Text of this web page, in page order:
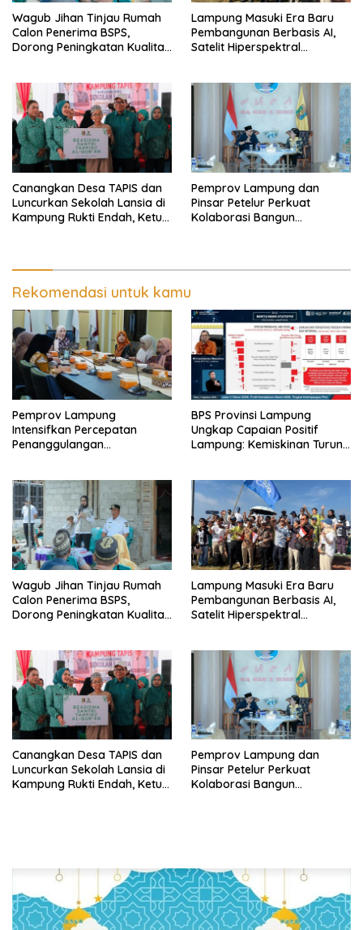
Wagub Jihan Tinjau Rumah
Calon Penerima BSPS,
Dorong Peningkatan Kualitas
Lampung Masuki Era Baru
Pembangunan Berbasis AI,
Satelit Hiperspektral
Canangkan Desa TAPIS dan
Luncurkan Sekolah Lansia di
Kampung Rukti Endah, Ketua
Pemprov Lampung dan
Pinsar Petelur Perkuat
Kolaborasi Bangun
Rekomendasi untuk kamu
Pemprov Lampung
Intensifkan Percepatan
Penanggulangan
BPS Provinsi Lampung
Ungkap Capaian Positif
Lampung: Kemiskinan Turun,
Wagub Jihan Tinjau Rumah
Calon Penerima BSPS,
Dorong Peningkatan Kualitas
Lampung Masuki Era Baru
Pembangunan Berbasis AI,
Satelit Hiperspektral
Canangkan Desa TAPIS dan
Luncurkan Sekolah Lansia di
Kampung Rukti Endah, Ketua
Pemprov Lampung dan
Pinsar Petelur Perkuat
Kolaborasi Bangun